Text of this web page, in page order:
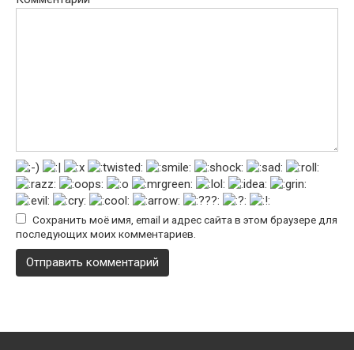
Сохранить моё имя, email и адрес сайта в этом браузере для
последующих моих комментариев.